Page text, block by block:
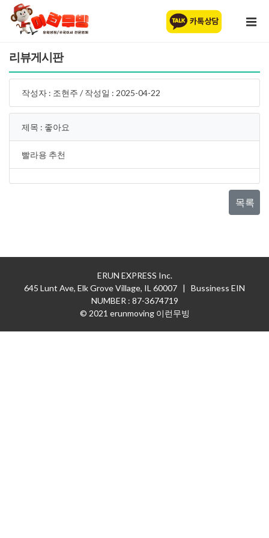
리뷰게시판
작성자 : 조현주 / 작성일 : 2025-04-22
제목 : 좋아요
빨라용 추천
목록
ERUN EXPRESS Inc.
645 Lunt Ave, Elk Grove Village, IL 60007 | Bussiness EIN
NUMBER : 87-3674719
© 2021 erunmoving 이런무빙